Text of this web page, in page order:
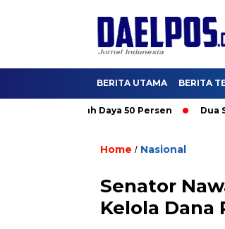
BERITA UTAMA BERITA
Tambah Daya 50 Persen Dua Siswa
Home / Nasional
Senator
Kelola Dana